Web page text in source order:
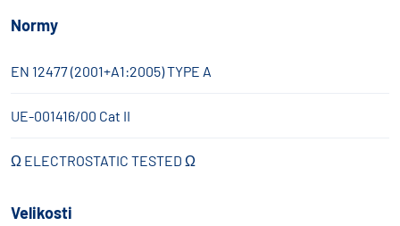
Normy
EN 12477 (2001+A1:2005) TYPE A
UE-001416/00 Cat II
Ω ELECTROSTATIC TESTED Ω
Velikosti